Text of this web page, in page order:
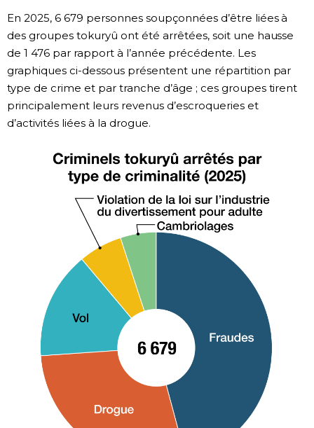
En 2025, 6 679 personnes soupçonnées d’être liées à
des groupes tokuryû ont été arrêtées, soit une hausse
de 1 476 par rapport à l’année précédente. Les
graphiques ci-dessous présentent une répartition par
type de crime et par tranche d’âge ; ces groupes tirent
principalement leurs revenus d’escroqueries et
d’activités liées à la drogue.